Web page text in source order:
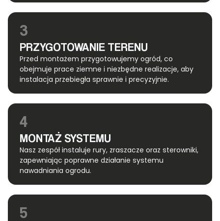
3
PRZYGOTOWANIE TERENU
Przed montażem przygotowujemy ogród, co
obejmuje prace ziemne i niezbędne realizacje, aby
instalacja przebiegła sprawnie i precyzyjnie.
4
MONTAŻ SYSTEMU
Nasz zespół instaluje rury, zraszacze oraz sterowniki,
zapewniając poprawne działanie systemu
nawadniania ogrodu.
5